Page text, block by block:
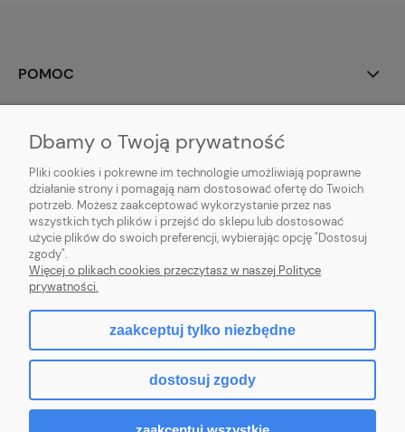
POMOC
PŁATNOŚCI I DOSTAWA
INFORMACJE
O NAS
Sklep internetowy Shoper.pl
Dbamy o Twoją prywatność
Pliki cookies i pokrewne im technologie umożliwiają poprawne
działanie strony i pomagają nam dostosować ofertę do Twoich
potrzeb. Możesz zaakceptować wykorzystanie przez nas
wszystkich tych plików i przejść do sklepu lub dostosować
użycie plików do swoich preferencji, wybierając opcję "Dostosuj
zgody".
Więcej o plikach cookies przeczytasz w naszej Polityce
prywatności.
zaakceptuj tylko niezbędne
dostosuj zgody